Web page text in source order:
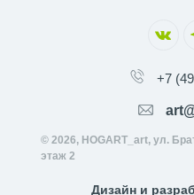
+7
© 2026, HOGART_art, ул.
этаж 2
Дизайн и